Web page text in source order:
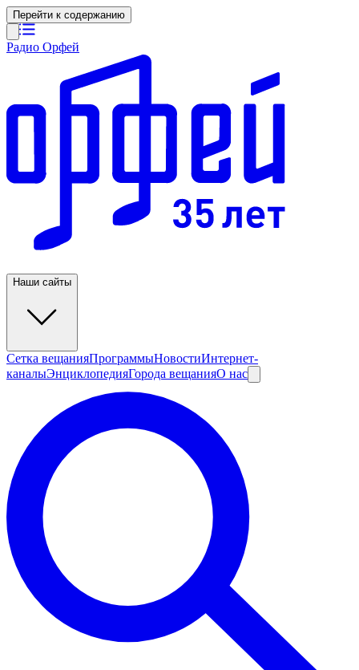
Перейти к содержанию
Радио Орфей
Наши сайты
Сетка вещанияПрограммыНовостиИнтернет-
каналыЭнциклопедияГорода вещанияО нас